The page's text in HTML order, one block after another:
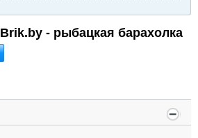
Brik.by - рыбацкая барахолка